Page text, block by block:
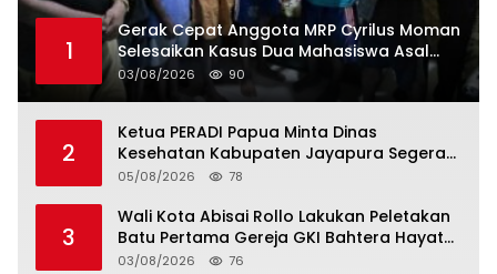
1
Gerak Cepat Anggota MRP Cyrilus Moman
Selesaikan Kasus Dua Mahasiswa Asal
Yapen yang Dikeroyok
03/08/2026 90
2
Ketua PERADI Papua Minta Dinas
Kesehatan Kabupaten Jayapura Segera
Tetapkan Status KLB Keracunan Pangan
05/08/2026 78
3
Wali Kota Abisai Rollo Lakukan Peletakan
Batu Pertama Gereja GKI Bahtera Hayat
Hamadi, Serahkan Bantuan Rp200 Juta
03/08/2026 76